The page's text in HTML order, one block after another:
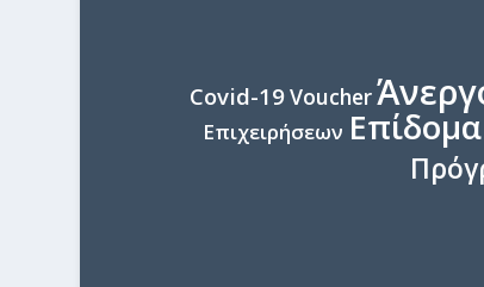
Covid-19Voucher
Επιχειρήσεων Επίδομα